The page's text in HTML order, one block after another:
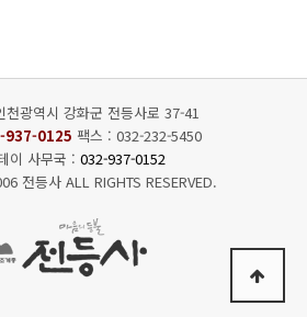
천광역시 강화군 전등사로 37-41
937-0125 팩스 : 032-232-5450
이 사무국 : 032-937-0152
전등사 ALL RIGHTS RESERVED.